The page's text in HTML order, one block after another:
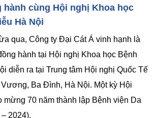
hành cùng Hội nghị Khoa học
Hà Nội
qua, Công ty Đại Cát Á vinh hạnh là
hành tại Hội nghị Khoa học Bệnh
diễn ra tại Trung tâm Hội nghị Quốc Tế
Ba Đình, Hà Nội. Một kỳ Hội
mừng 70 năm thành lập Bệnh viện Da
2024).